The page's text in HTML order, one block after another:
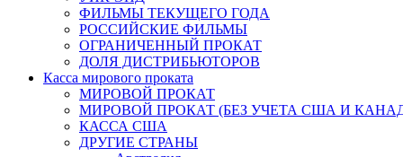
ФИЛЬМЫ ТЕКУЩЕГО ГОДА
РОССИЙСКИЕ ФИЛЬМЫ
ОГРАНИЧЕННЫЙ ПРОКАТ
ДОЛЯ ДИСТРИБЬЮТОРОВ
Касса мирового проката
МИРОВОЙ ПРОКАТ
МИРОВОЙ ПРОКАТ (БЕЗ УЧЕТА США И
КАССА США
ДРУГИЕ СТРАНЫ